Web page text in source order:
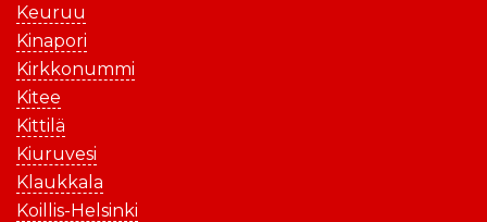
Keuruu
Kinapori
Kirkkonummi
Kitee
Kittilä
Kiuruvesi
Klaukkala
Koillis-Helsinki